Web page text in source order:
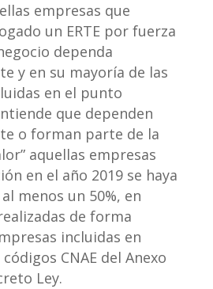
empresas que
un ERTE por fuerza
dependa
y en su mayoría de las
en el punto
que dependen
o forman parte de la
aquellas empresas
en el año 2019 se haya
menos un 50%, en
de forma
incluidas en
CNAE del Anexo
Ley.